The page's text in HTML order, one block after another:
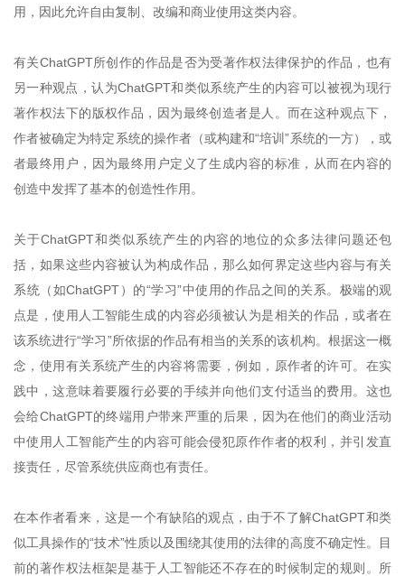
用，因此允许自由复制、改编和商业使用这类内容。
有关ChatGPT所创作的作品是否为受著作权法律保护的作品，也有
另一种观点，认为ChatGPT和类似系统产生的内容可以被视为现行
著作权法下的版权作品，因为最终创造者是人。而在这种观点下，
作者被确定为特定系统的操作者（或构建和“培训”系统的一方），或
者最终用户，因为最终用户定义了生成内容的标准，从而在内容的
创造中发挥了基本的创造性作用。
关于ChatGPT和类似系统产生的内容的地位的众多法律问题还包
括，如果这些内容被认为构成作品，那么如何界定这些内容与有关
系统（如ChatGPT）的“学习”中使用的作品之间的关系。极端的观
点是，使用人工智能生成的内容必须被认为是相关的作品，或者在
该系统进行“学习”所依据的作品有相当的关系的该机构。根据这一概
念，使用有关系统产生的内容将需要，例如，原作者的许可。在实
践中，这意味着要履行必要的手续并向他们支付适当的费用。这也
会给ChatGPT的终端用户带来严重的后果，因为在他们的商业活动
中使用人工智能产生的内容可能会侵犯原作作者的权利，并引发直
接责任，尽管系统供应商也有责任。
在本作者看来，这是一个有缺陷的观点，由于不了解ChatGPT和类
似工具操作的“技术”性质以及围绕其使用的法律的高度不确定性。目
前的著作权法框架是基于人工智能还不存在的时候制定的规则。所